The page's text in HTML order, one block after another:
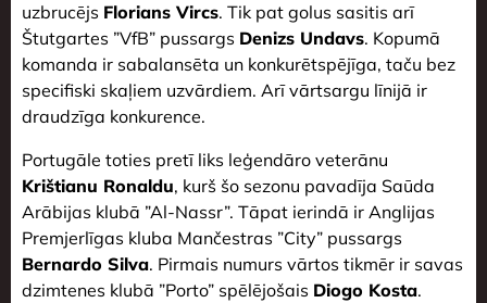
uzbrucējs Florians Vircs. Tik pat golus sasitis arī
Štutgartes ”VfB” pussargs Denizs Undavs. Kopumā
komanda ir sabalansēta un konkurētspējīga, taču bez
specifiski skaļiem uzvārdiem. Arī vārtsargu līnijā ir
draudzīga konkurence.
Portugāle toties pretī liks leģendāro veterānu
Krištianu Ronaldu, kurš šo sezonu pavadīja Saūda
Arābijas klubā ”Al-Nassr”. Tāpat ierindā ir Anglijas
Premjerlīgas kluba Mančestras ”City” pussargs
Bernardo Silva. Pirmais numurs vārtos tikmēr ir savas
dzimtenes klubā ”Porto” spēlējošais Diogo Kosta.